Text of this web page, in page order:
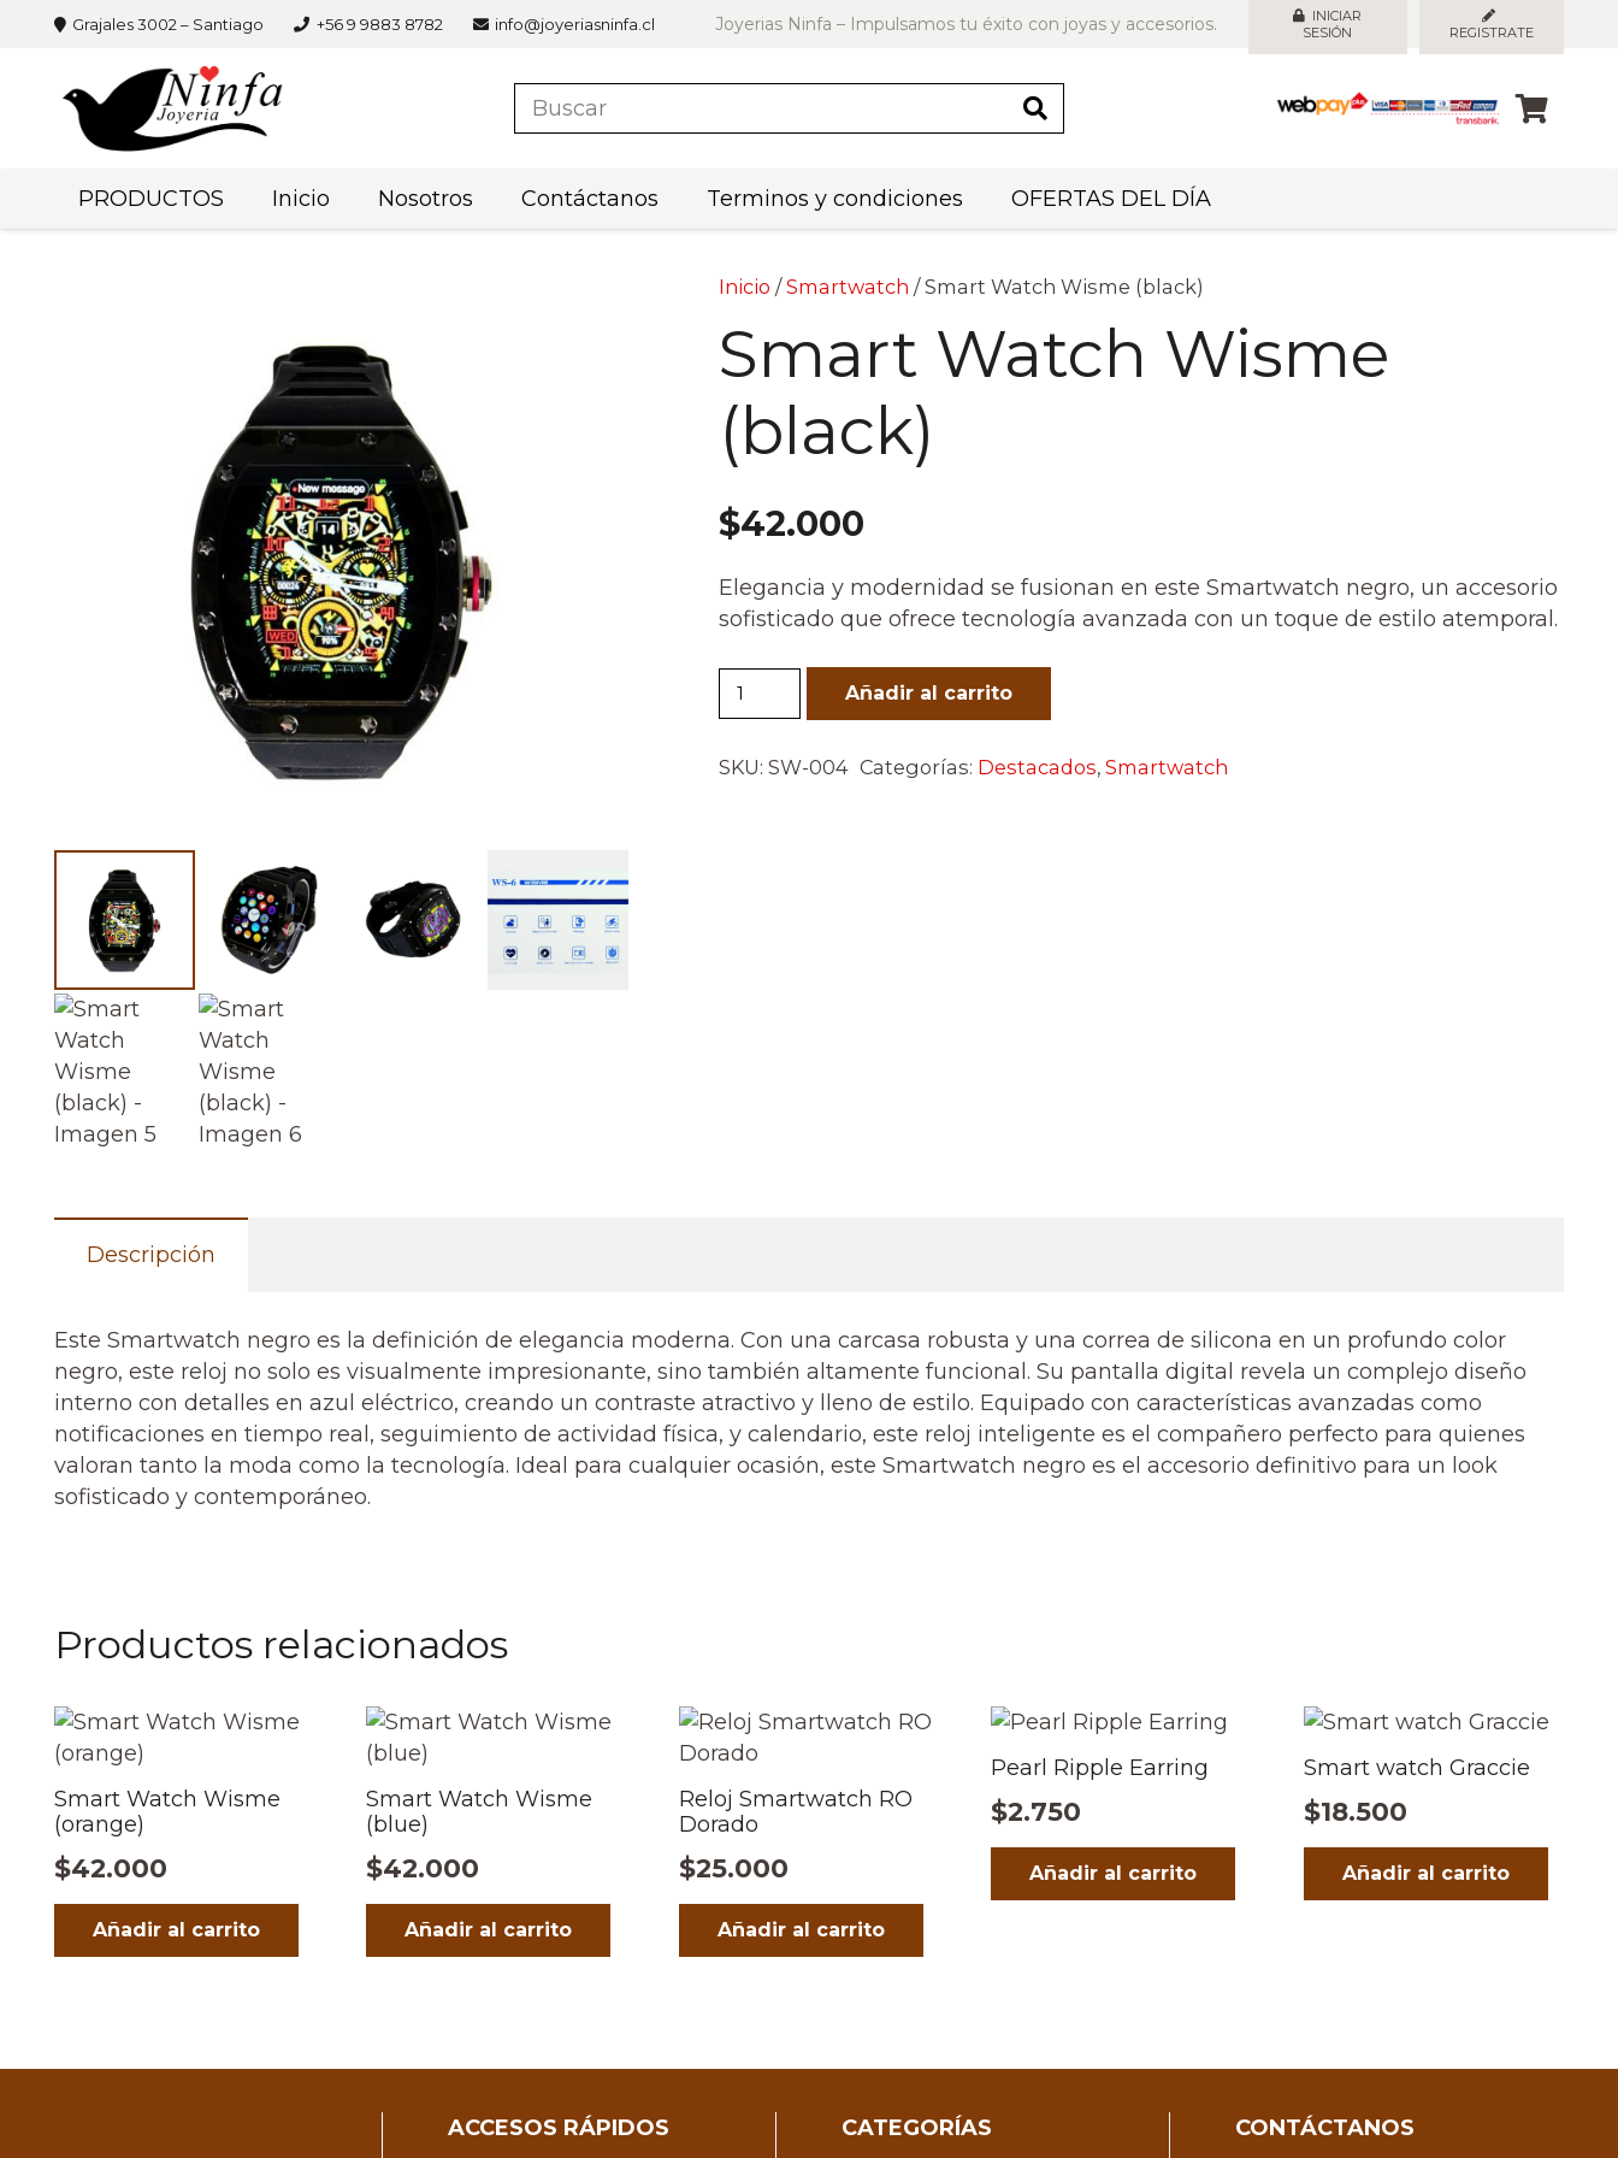
Grajales 3002 – Santiago +56 9 9883 8782 info@joyeriasninfa.cl Joyerias Ninfa – Impulsamos tu éxito con joyas y accesorios.
INICIAR
SESIÓN
REGISTRATE
PRODUCTOS Inicio Nosotros Contáctanos Terminos y condiciones OFERTAS DEL DÍA
Inicio /Smartwatch / Smart Watch Wisme (black)
Smart Watch Wisme
(black)
$42.000
Elegancia y modernidad se fusionan en este Smartwatch negro, un accesorio
sofisticado que ofrece tecnología avanzada con un toque de estilo atemporal.
Smart
Watch
(black)
Añadir al carrito
SKU: SW-004 Categorías: Destacados,Smartwatch
Descripción
Este Smartwatch negro es la definición de elegancia moderna. Con una carcasa robusta y una correa de silicona en un profundo color
negro, este reloj no solo es visualmente impresionante, sino también altamente funcional. Su pantalla digital revela un complejo diseño
interno con detalles en azul eléctrico, creando un contraste atractivo y lleno de estilo. Equipado con características avanzadas como
notificaciones en tiempo real, seguimiento de actividad física, y calendario, este reloj inteligente es el compañero perfecto para quienes
valoran tanto la moda como la tecnología. Ideal para cualquier ocasión, este Smartwatch negro es el accesorio definitivo para un look
sofisticado y contemporáneo.
Productos relacionados
Smart Watch Wisme
(orange)
$42.000
Añadir al carrito
Smart Watch Wisme
(blue)
$42.000
Añadir al carrito
Reloj Smartwatch RO
Dorado
$25.000
Añadir al carrito
Pearl Ripple Earring
$2.750
Añadir al carrito
Smart watch Graccie
$18.500
Añadir al carrito
ACCESOS RÁPIDOS CATEGORÍAS CONTÁCTANOS